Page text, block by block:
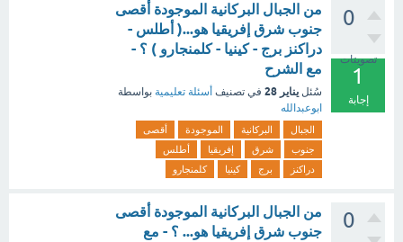
0
تصويتات
1
إجابة
من الجبال البركانية الموجودة أقصى
جنوب شرق إفريقيا هو...( أطلس -
دراكنز برج - كينيا - كلمنجارو ) ؟ -
مع الشرح
سُئل يناير 28 في تصنيف أسئلة تعليمية بواسطة
ابوعبدالله
الجبال البركانية الموجودة
أقصى
جنوب
شرق إفريقيا
أطلس
دراكنز
برج كينيا كلمنجارو
0
من الجبال البركانية الموجودة أقصى
جنوب شرق إفريقيا هو... ؟ - مع